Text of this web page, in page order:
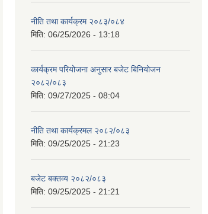
नीति तथा कार्यक्रम २०८३/०८४
मिति: 06/25/2026 - 13:18
कार्यक्रम परियोजना अनुसार बजेट बिनियोजन
२०८२/०८३
मिति: 09/27/2025 - 08:04
नीति तथा कार्यक्रमल २०८२/०८३
मिति: 09/25/2025 - 21:23
बजेट बक्तव्य २०८२/०८३
मिति: 09/25/2025 - 21:21